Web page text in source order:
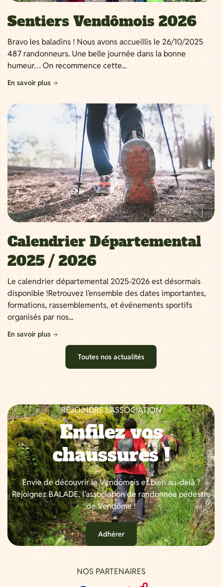
Sentiers Vendômois 2026
Bravo les baladins ! Nous avons accueillis le 26/10/2025
487 randonneurs. Une belle journée dans la bonne
humeur… On recommence cette...
En savoir plus
Calendrier Départemental
2025 / 2026
Le calendrier départemental 2025-2026 est désormais
disponible !Retrouvez l’ensemble des dates importantes,
formations, rassemblements, et événements sportifs
organisés par nos...
En savoir plus
Toutes nos actualités
REJOINDRE L’ASSOCIATION
Enfilez vos
chaussures !
Envie de découvrir le Vendômois et bien au-delà ?
Rejoignez BALADE, l'association de randonnée pédestre
de Vendôme !
Adhérer
NOS PARTENAIRES